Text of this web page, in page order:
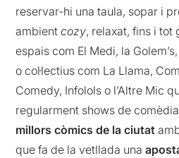
reservar-hi una taula, sopar i
ambientcozy, relaxat, fins i tot
espais com El Medi, la
o col·lectius com La Llama,
Comedy, Infolols o l’Altre Mic
regularment shows de
millors còmics de la ciutat
que fa de la vetllada una